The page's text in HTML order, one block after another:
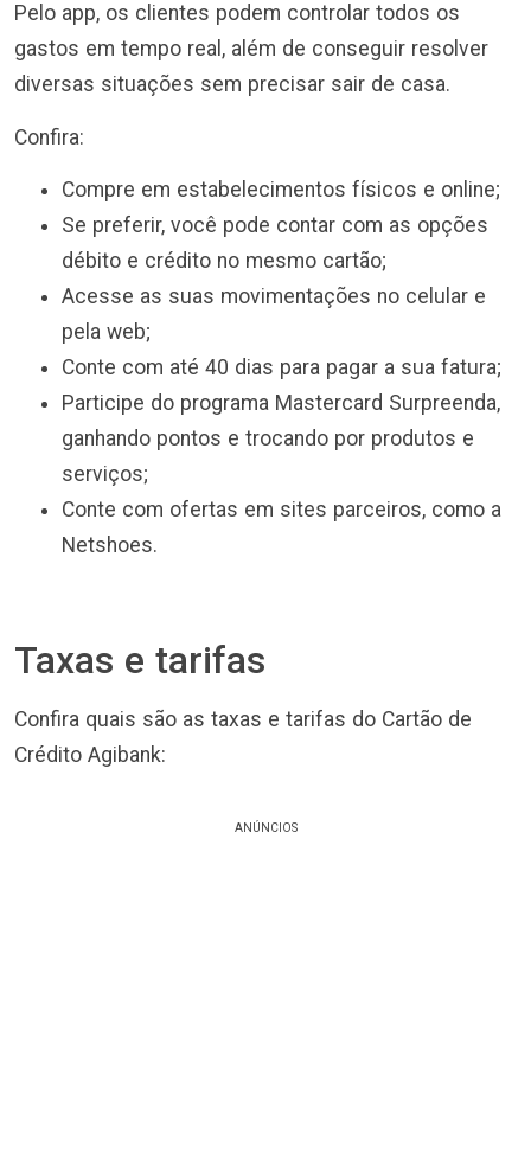
Pelo app, os clientes podem controlar todos os
gastos em tempo real, além de conseguir resolver
diversas situações sem precisar sair de casa.
Confira:
Compre em estabelecimentos físicos e online;
Se preferir, você pode contar com as opções
débito e crédito no mesmo cartão;
Acesse as suas movimentações no celular e
pela web;
Conte com até 40 dias para pagar a sua fatura;
Participe do programa Mastercard Surpreenda,
ganhando pontos e trocando por produtos e
serviços;
Conte com ofertas em sites parceiros, como a
Netshoes.
Taxas e tarifas
Confira quais são as taxas e tarifas do Cartão de
Crédito Agibank:
ANÚNCIOS